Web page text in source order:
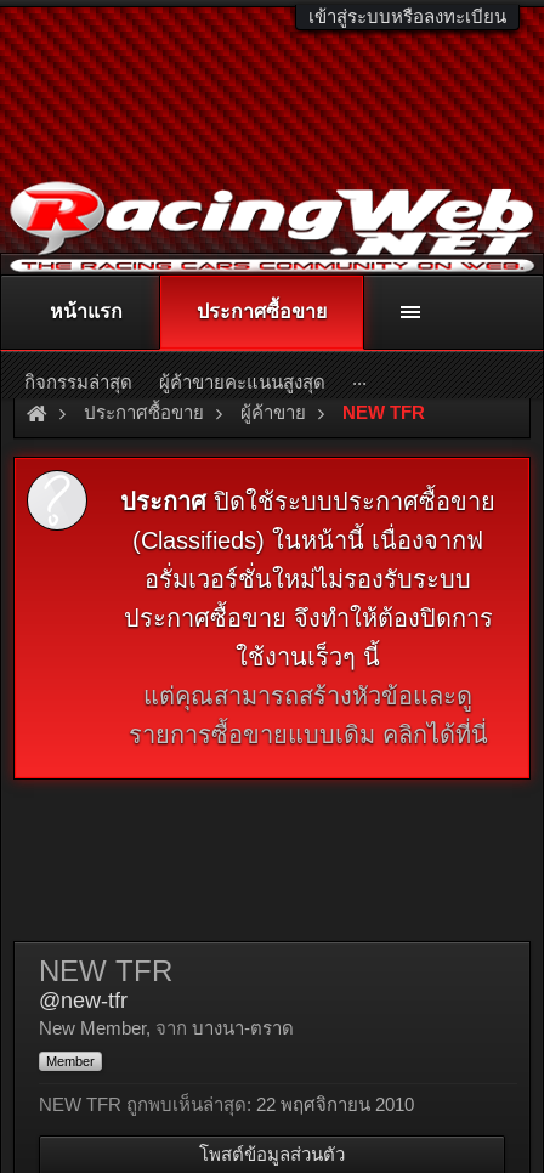
เข้าสู่ระบบหรือลงทะเบียน
ติดต่อลงโฆษณา racingweb@gmail.com
หรือโทร. 081-811-1138
หรืออ่านรายละเอียดเพิ่มเติม คลิกที่นี่
ประกาศซื้อขาย ผู้ค้าขาย NEW TFR
ประกาศปิดใช้ระบบประกาศซื้อขาย
(Classifieds) ในหน้านี้ เนื่องจากฟ
อรั่มเวอร์ชั่นใหม่ไม่รองรับระบบ
ประกาศซื้อขาย จึงทำให้ต้องปิดการ
ใช้งานเร็วๆ นี้
แต่คุณสามารถสร้างหัวข้อและดู
รายการซื้อขายแบบเดิม คลิกได้ที่นี่
NEW TFR
@new-tfr
New Member, จาก บางนา-ตราด
Member
NEW TFR ถูกพบเห็นล่าสุด: 22 พฤศจิกายน 2010
โพสต์ข้อมูลส่วนตัว
หน้าแรก ประกาศซื้อขาย
กิจกรรมล่าสุด ผู้ค้าขายคะแนนสูงสุด ...